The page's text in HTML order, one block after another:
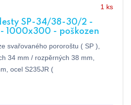
1 ks
SP-34/38-30/2 -
1000x300 - poškozen
svařovaného pororoštu ( SP ),
34 mm / rozpěrných 38 mm,
ocel S235JR (